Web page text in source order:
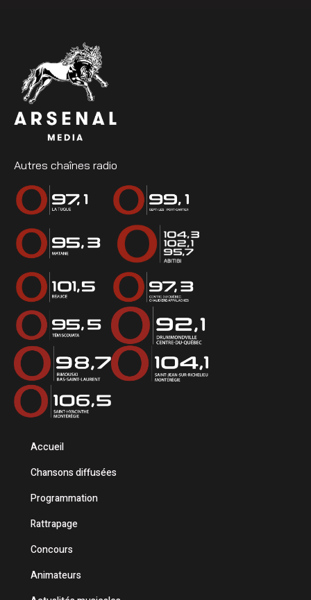
Autres chaînes radio
Accueil
Chansons diffusées
Programmation
Rattrapage
Concours
Animateurs